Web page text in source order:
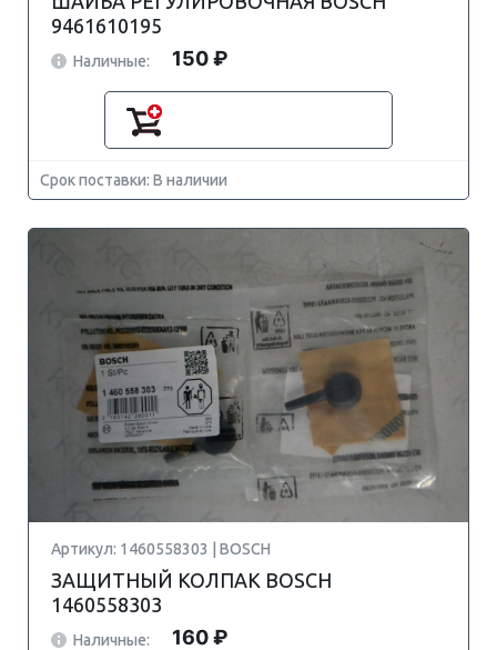
9461610195
Наличные: 150 ₽
Срок поставки: В наличии
Артикул: 1460558303 | BOSCH
ЗАЩИТНЫЙ КОЛПАК BOSCH
1460558303
Наличные: 160 ₽